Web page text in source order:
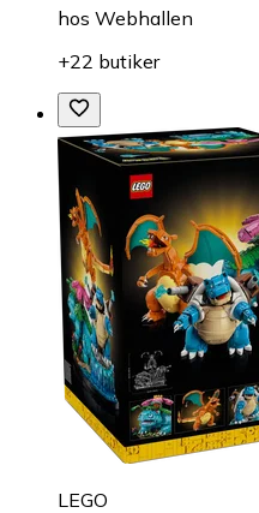
hos Webhallen
+22 butiker
LEGO